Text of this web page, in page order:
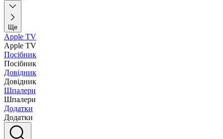
Ще
Apple TV
Apple TV
Посібник
Посібник
Довідник
Довідник
Шпалери
Шпалери
Додатки
Додатки